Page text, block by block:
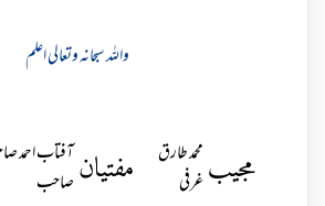
واللہ سبحانہ وتعالی اعلم
مجیب محمد طارق
غرفی
مفتیانآفتاب احمد
صاحب